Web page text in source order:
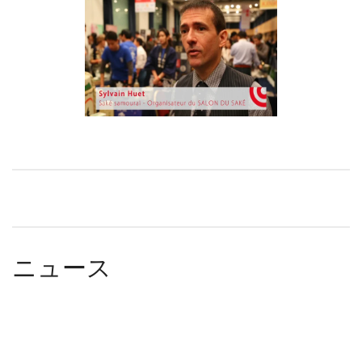
LE SAKÉ JAPONAIS À
LA CONQUÊTE DU
MARCHÉ EUROPÉEN -
SALON DU SAKÉ 2015
watch video
ニュース